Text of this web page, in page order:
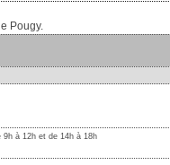
Pougy.
9h à 12h et de 14h à 18h